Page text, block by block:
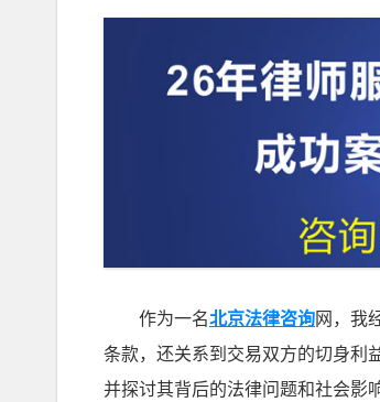
作为一名北京法律咨询网，我
条款，还关系到交易双方的切身利
并探讨其背后的法律问题和社会影响